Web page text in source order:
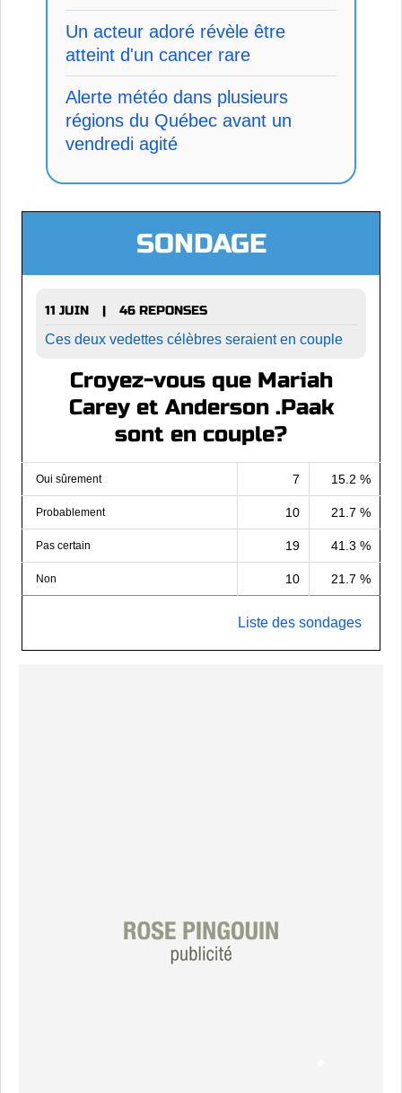
Un acteur adoré révèle être
atteint d'un cancer rare
Alerte météo dans plusieurs
régions du Québec avant un
vendredi agité
SONDAGE
11 JUIN |
46 REPONSES
Ces deux vedettes célèbres seraient en couple
Croyez-vous que Mariah
Carey et Anderson .Paak
sont en couple?
Oui sûrement 7 15.2 %
Probablement 10 21.7 %
Pas certain 19 41.3 %
Non 10 21.7 %
Liste des sondages